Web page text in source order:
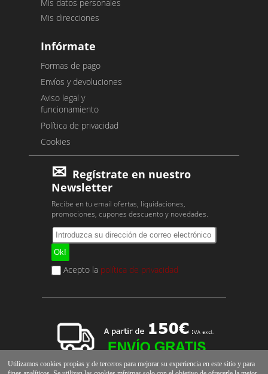
Mis datos personales
Mis direcciones
Infórmate
Formas de pago
Envíos y devoluciones
Aviso legal y
funcionamiento
Política de privacidad
Cookies
Regístrate en nuestro
Newsletter
Recibe en tu email ofertas, liquidaciones,
promociones, cupones descuento y novedades.
Acepto la política de privacidad
Utilizamos cookies propias y de terceros para mejorar su experiencia en este sitio y para